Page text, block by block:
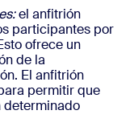
el anfitrión
participantes por
ofrece un
de la
El anfitrión
permitir que
determinado